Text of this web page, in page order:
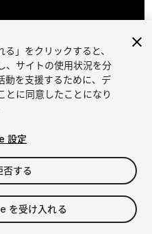
の設定
」をクリックすると、
、サイトの使用状況を分
動を支援するために、デ
に同意したことになり
設定
否する
を受け入れる